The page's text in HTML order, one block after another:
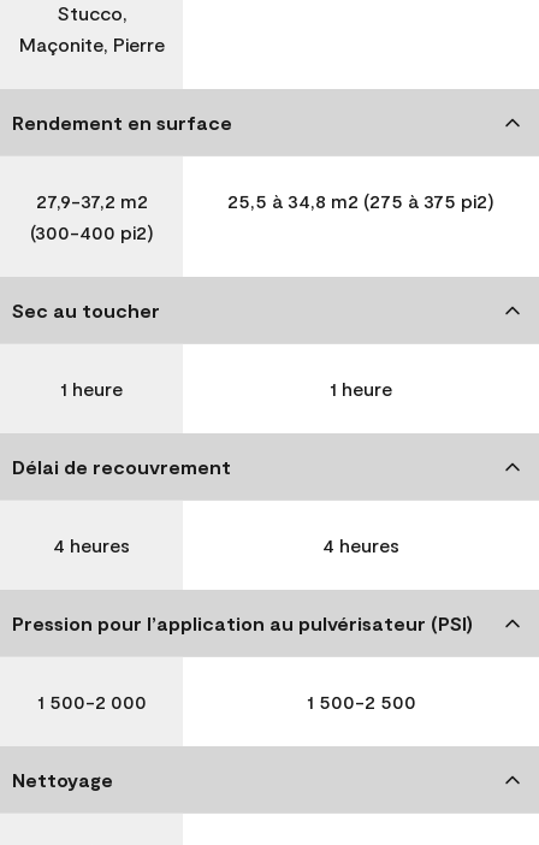
Stucco,
Maçonite, Pierre
Rendement en surface
27,9-37,2 m2
(300-400 pi2)
25,5 à 34,8 m2 (275 à 375 pi2)
Sec au toucher
1 heure 1 heure
Délai de recouvrement
4 heures 4 heures
Pression pour l’application au pulvérisateur (PSI)
1 500-2 000 1 500-2 500
Nettoyage